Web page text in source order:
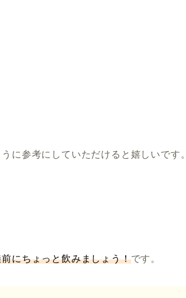
に参考にしていただけると嬉しいです。
にちょっと飲みましょう！です。